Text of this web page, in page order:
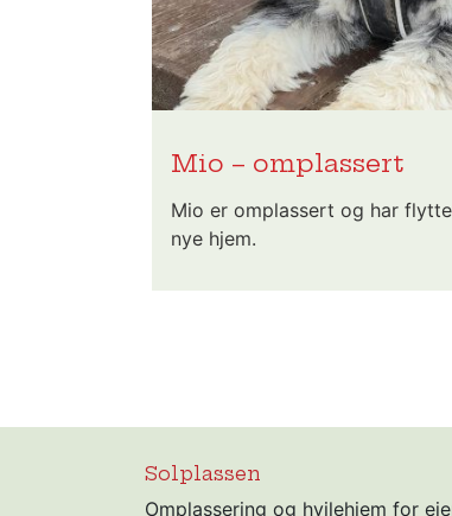
Mio – omplassert
Mio er omplassert og har
nye hjem.
Solplassen
Omplassering og hvilehjem for